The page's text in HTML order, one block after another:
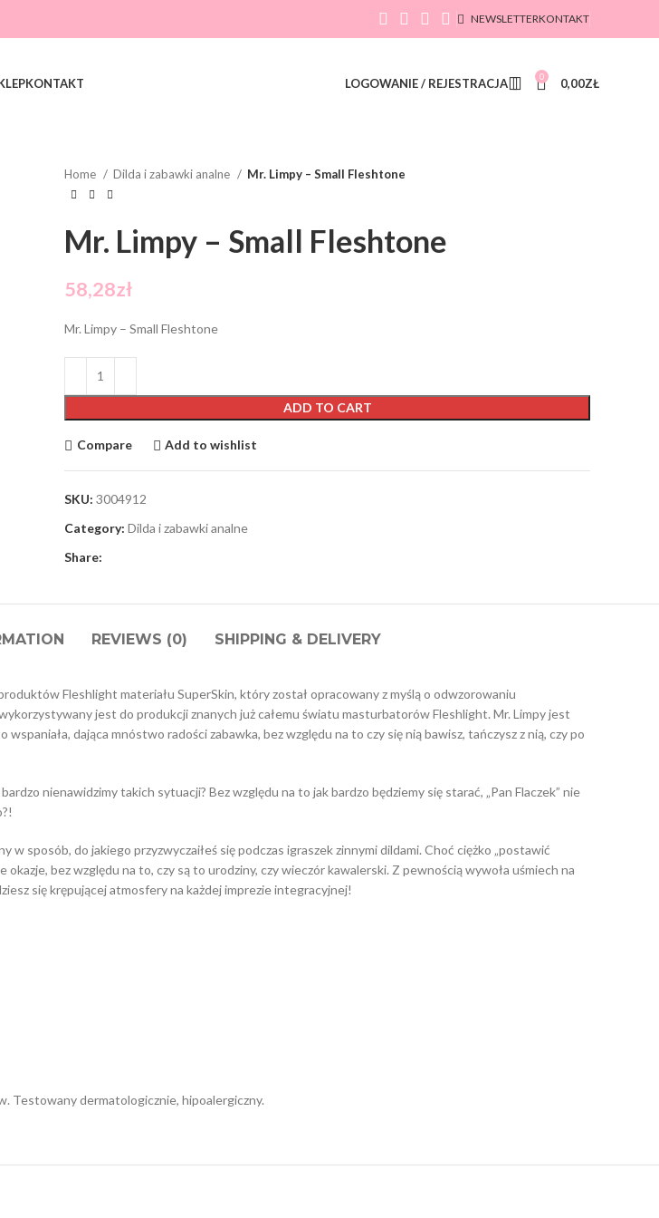
NEWSLETTERKONTAKT
KONTAKT LOGOWANIE / REJESTRACJA 0 0,00ZŁ
Home
Dilda i zabawki analne Mr. Limpy – Small Fleshtone
Mr. Limpy – Small Fleshtone
58,28zł
Mr. Limpy – Small Fleshtone
ADD TO CART
Compare Add to wishlist
SKU: 3004912
Category: Dilda i zabawki analne
Share:
REVIEWS (0) SHIPPING & DELIVERY
Fleshlight materiału SuperSkin, który został opracowany z myślą o odwzorowaniu
jest do produkcji znanych już całemu światu masturbatorów Fleshlight. Mr. Limpy jest
dająca mnóstwo radości zabawka, bez względu na to czy się nią bawisz, tańczysz z nią, czy po
nienawidzimy takich sytuacji? Bez względu na to jak bardzo będziemy się starać, „Pan Flaczek” nie
sposób, do jakiego przyzwyczaiłeś się podczas igraszek zinnymi dildami. Choć ciężko „postawić
bez względu na to, czy są to urodziny, czy wieczór kawalerski. Z pewnością wywoła uśmiech na
się krępującej atmosfery na każdej imprezie integracyjnej!
Testowany dermatologicznie, hipoalergiczny.